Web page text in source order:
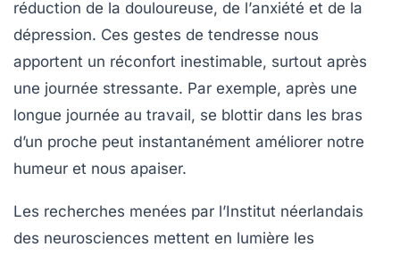
réduction de la douloureuse, de l’anxiété et de la
dépression. Ces gestes de tendresse nous
apportent un réconfort inestimable, surtout après
une journée stressante. Par exemple, après une
longue journée au travail, se blottir dans les bras
d’un proche peut instantanément améliorer notre
humeur et nous apaiser.
Les recherches menées par l’Institut néerlandais
des neurosciences mettent en lumière les